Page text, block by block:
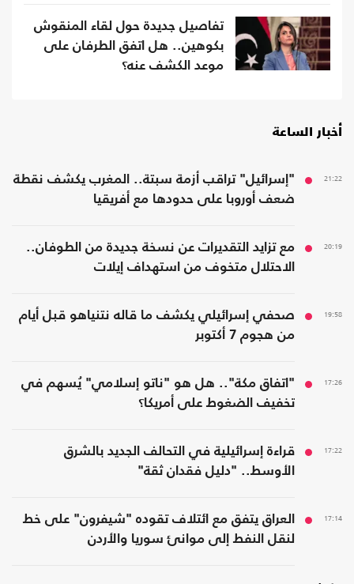
تفاصيل جديدة حول لقاء المنقوش
بكوهين.. هل اتفق الطرفان على
موعد الكشف عنه؟
أخبار الساعة
21:22
"إسرائيل" تراقب أزمة سبتة.. المغرب يكشف نقطة
ضعف أوروبا على حدودها مع أفريقيا
20:19
مع تزايد التقديرات عن نسخة جديدة من الطوفان..
الاحتلال متخوف من استهداف إيلات
19:58
صحفي إسرائيلي يكشف ما قاله نتنياهو قبل أيام
من هجوم 7 أكتوبر
17:26
"اتفاق مكة".. هل هو "ناتو إسلامي" يُسهم في
تخفيف الضغوط على أمريكا؟
17:22
قراءة إسرائيلية في التحالف الجديد بالشرق
الأوسط.. "دليل فقدان ثقة"
17:14
العراق يتفق مع ائتلاف تقوده "شيفرون" على خط
لنقل النفط إلى موانئ سوريا والأردن